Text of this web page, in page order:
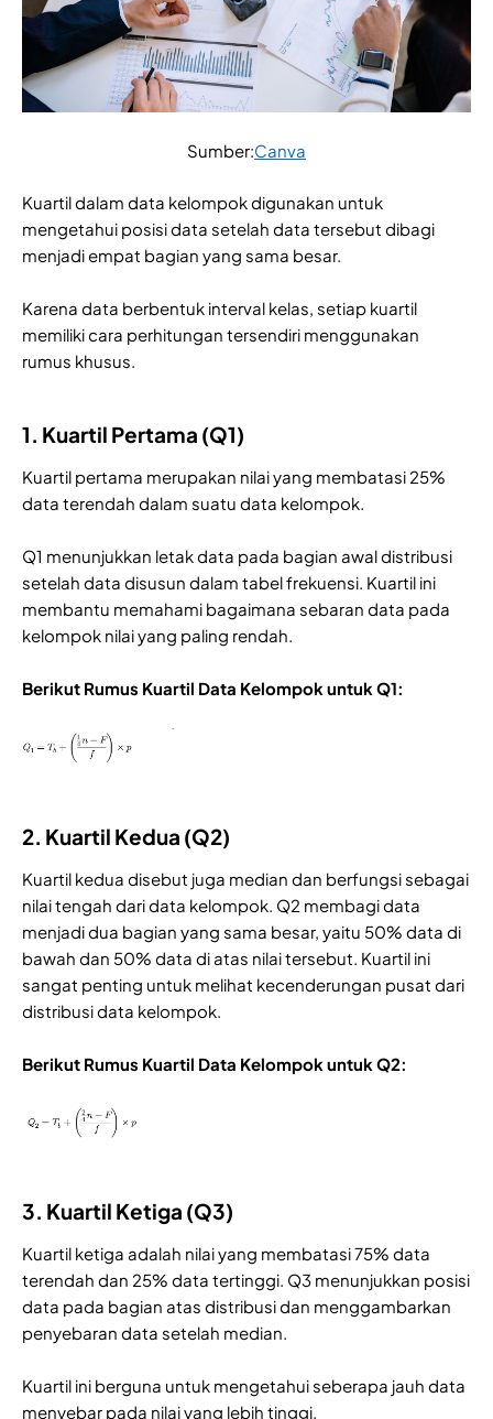
Sumber:Canva
Kuartil dalam data kelompok digunakan untuk
mengetahui posisi data setelah data tersebut dibagi
menjadi empat bagian yang sama besar.
Karena data berbentuk interval kelas, setiap kuartil
memiliki cara perhitungan tersendiri menggunakan
rumus khusus.
1. Kuartil Pertama (Q1)
Kuartil pertama merupakan nilai yang membatasi 25%
data terendah dalam suatu data kelompok.
Q1 menunjukkan letak data pada bagian awal distribusi
setelah data disusun dalam tabel frekuensi. Kuartil ini
membantu memahami bagaimana sebaran data pada
kelompok nilai yang paling rendah.
Berikut Rumus Kuartil Data Kelompok untuk Q1:
2. Kuartil Kedua (Q2)
Kuartil kedua disebut juga median dan berfungsi sebagai
nilai tengah dari data kelompok. Q2 membagi data
menjadi dua bagian yang sama besar, yaitu 50% data di
bawah dan 50% data di atas nilai tersebut. Kuartil ini
sangat penting untuk melihat kecenderungan pusat dari
distribusi data kelompok.
Berikut Rumus Kuartil Data Kelompok untuk Q2:
3. Kuartil Ketiga (Q3)
Kuartil ketiga adalah nilai yang membatasi 75% data
terendah dan 25% data tertinggi. Q3 menunjukkan posisi
data pada bagian atas distribusi dan menggambarkan
penyebaran data setelah median.
Kuartil ini berguna untuk mengetahui seberapa jauh data
menyebar pada nilai yang lebih tinggi.